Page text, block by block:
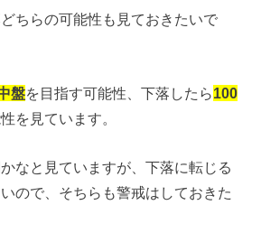
ちらの可能性も見ておきたいで
盤を目指す可能性、下落したら100
を見ています。
なと見ていますが、下落に転じる
ので、そちらも警戒はしておきた